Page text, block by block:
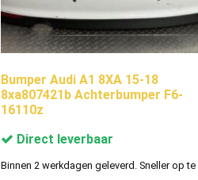
Bumper Audi A1 8XA 15-18
8xa807421b Achterbumper F6-
16110z
Direct leverbaar
Binnen 2 werkdagen geleverd. Sneller op te